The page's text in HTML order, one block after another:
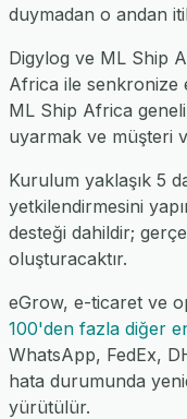
duymadan o andan
Digylog ve ML Ship
Africa ile senkronize
ML Ship Africa
uyarmak ve müşteri
Kurulum yaklaşık 5
yetkilendirmesini
desteği dahildir;
oluşturacaktır.
eGrow, e-ticaret ve
100'den fazla diğer
WhatsApp, FedEx,
hata durumunda
yürütülür.